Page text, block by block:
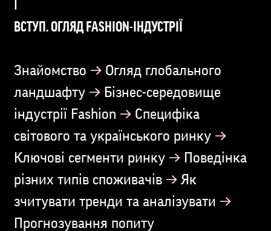
ВСТУП. ОГЛЯД FASHION-ІНДУСТРІЇ
Знайомство →Огляд глобального
ландшафту →Бізнес-середовище
індустрії Fashion →Специфіка
світового та українського ринку →
Ключові сегменти ринку →Поведінка
різних типів споживачів →Як
зчитувати тренди та аналізувати →
Прогнозування попиту